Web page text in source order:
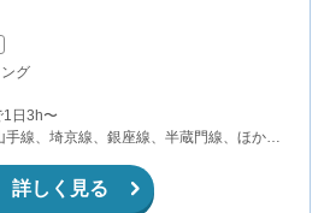
グ
1日3h〜
線、埼京線、銀座線、半蔵門線、ほか）
詳しく見る